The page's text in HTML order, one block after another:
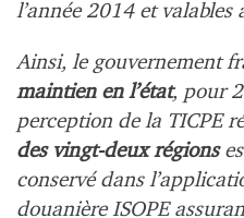
l’année 2014 et valables
Ainsi, le gouvernement
maintien en l’état, pour
perception de la TICPE
des vingt-deux régions
conservé dans
douanière ISOPE